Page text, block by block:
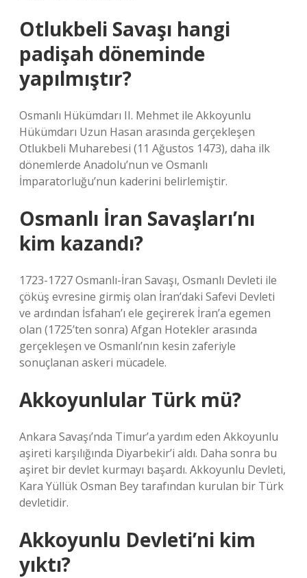
Otlukbeli Savaşı hangi
padişah döneminde
yapılmıştır?
Osmanlı Hükümdarı II. Mehmet ile Akkoyunlu
Hükümdarı Uzun Hasan arasında gerçekleşen
Otlukbeli Muharebesi (11 Ağustos 1473), daha ilk
dönemlerde Anadolu’nun ve Osmanlı
İmparatorluğu’nun kaderini belirlemiştir.
Osmanlı İran Savaşları’nı
kim kazandı?
1723-1727 Osmanlı-İran Savaşı, Osmanlı Devleti ile
çöküş evresine girmiş olan İran’daki Safevi Devleti
ve ardından İsfahan’ı ele geçirerek İran’a egemen
olan (1725’ten sonra) Afgan Hotekler arasında
gerçekleşen ve Osmanlı’nın kesin zaferiyle
sonuçlanan askeri mücadele.
Akkoyunlular Türk mü?
Ankara Savaşı’nda Timur’a yardım eden Akkoyunlu
aşireti karşılığında Diyarbekir’i aldı. Daha sonra bu
aşiret bir devlet kurmayı başardı. Akkoyunlu Devleti,
Kara Yüllük Osman Bey tarafından kurulan bir Türk
devletidir.
Akkoyunlu Devleti’ni kim
yıktı?